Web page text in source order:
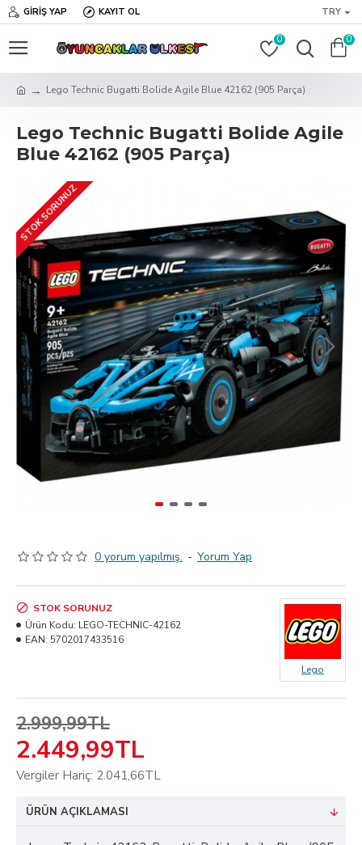
GIRIŞ YAP KAYIT OL TRY
0 0
Lego Technic Bugatti Bolide Agile Blue 42162 (905 Parça)
Lego Technic Bugatti Bolide Agile
Blue 42162 (905 Parça)
STOK SORUNUZ
0 yorum yapılmış. - Yorum Yap
2.449,99TL
2.999,99TL
Vergiler Hariç: 2.041,66TL
STOK SORUNUZ
Ürün Kodu: LEGO-TECHNIC-42162
EAN: 5702017433516
Lego
ÜRÜN AÇIKLAMASI